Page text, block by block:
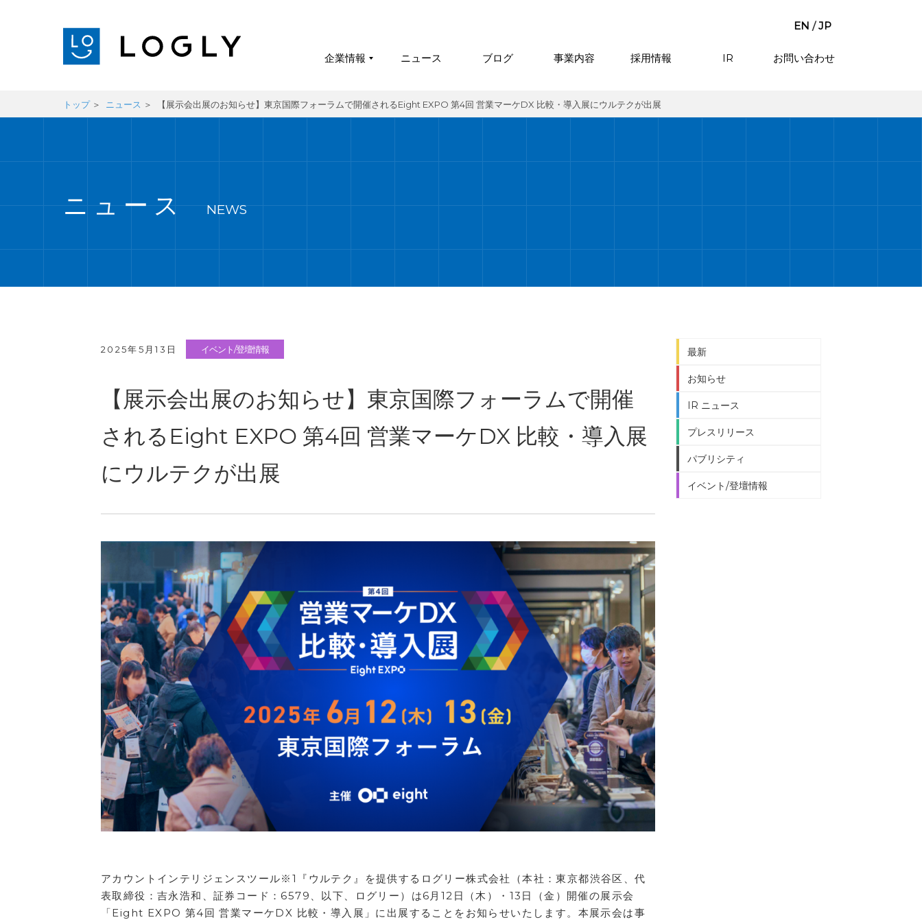
EN /JP
企業情報 ニュース ブログ 事業内容 採用情報 IR お問い合わせ
トップ ニュース 【展示会出展のお知らせ】東京国際フォーラムで開催されるEight EXPO 第4回 営業マーケDX 比較・導入展にウルテクが出展
ニュース NEWS
2025年5月13日 イベント/登壇情報
【展示会出展のお知らせ】東京国際フォーラムで開催
されるEight EXPO 第4回 営業マーケDX 比較・導入展
にウルテクが出展
アカウントインテリジェンスツール※1『ウルテク』を提供するログリー株式会社（本社：東京都渋谷区、代
表取締役：吉永浩和、証券コード：6579、以下、ログリー）は6月12日（木）・13日（金）開催の展示会
「Eight EXPO 第4回 営業マーケDX 比較・導入展」に出展することをお知らせいたします。本展示会は事
最新
お知らせ
IR ニュース
プレスリリース
パブリシティ
イベント/登壇情報